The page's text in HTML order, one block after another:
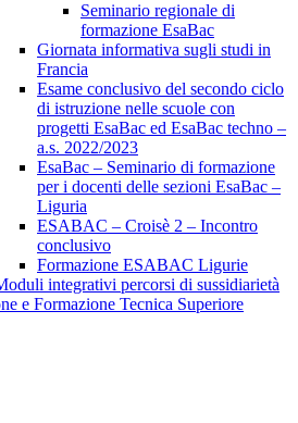
Seminario regionale di
formazione EsaBac
Giornata informativa sugli studi in
Francia
Esame conclusivo del secondo ciclo
di istruzione nelle scuole con
progetti EsaBac ed EsaBac techno –
a.s. 2022/2023
EsaBac – Seminario di formazione
per i docenti delle sezioni EsaBac –
Liguria
ESABAC – Croisè 2 – Incontro
conclusivo
Formazione ESABAC Ligurie
integrativi percorsi di sussidiarietà
e Formazione Tecnica Superiore